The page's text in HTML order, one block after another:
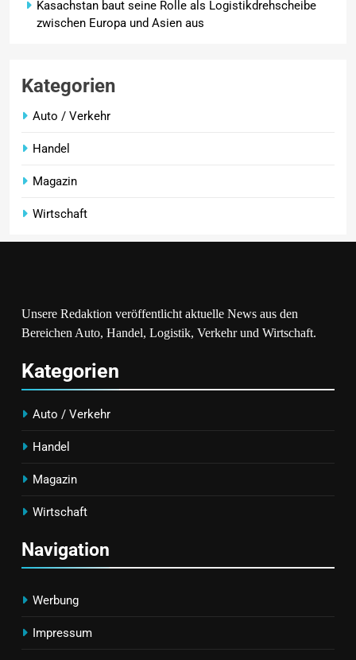
Kasachstan baut seine Rolle als Logistikdrehscheibe
zwischen Europa und Asien aus
Kategorien
Auto / Verkehr
Handel
Magazin
Wirtschaft
Unsere Redaktion veröffentlicht aktuelle News aus den
Bereichen Auto, Handel, Logistik, Verkehr und Wirtschaft.
Kategorien
Auto / Verkehr
Handel
Magazin
Wirtschaft
Navigation
Werbung
Impressum